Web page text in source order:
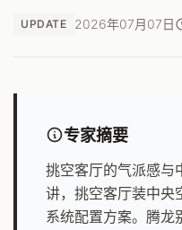
UPDATE 2026年07月07日
专家摘要
挑空客厅的气派感与
讲，挑空客厅装中央
系统配置方案。腾